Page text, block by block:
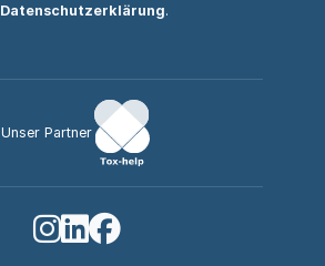
Datenschutzerklärung.
Unser Partner